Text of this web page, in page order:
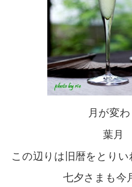
月が変
葉月
この辺りは旧暦をとり
七夕さまも今